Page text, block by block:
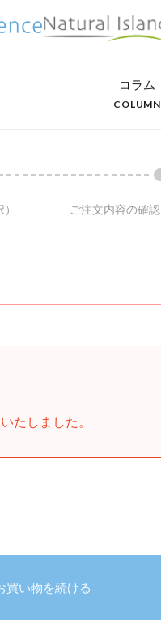
コラム
COLUMN
ご注文内容の確認
たしました。
買い物を続ける